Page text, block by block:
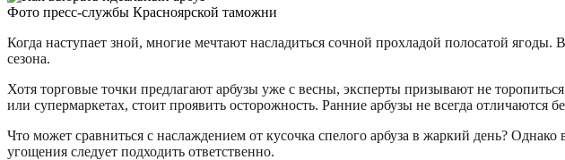
Фото пресс-службы Красноярской таможни
Когда наступает зной, многие мечтают насладиться сочной прохладой полосатой
сезона.
Хотя торговые точки предлагают арбузы уже с весны, эксперты призывают не
или супермаркетах, стоит проявить осторожность. Ранние арбузы не всегда отличаются
Что может сравниться с наслаждением от кусочка спелого арбуза в жаркий день?
угощения следует подходить ответственно.